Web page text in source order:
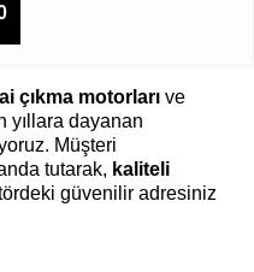
çıkma motorları ve
yıllara dayanan
Müşteri
tutarak, kaliteli
güvenilir adresiniz